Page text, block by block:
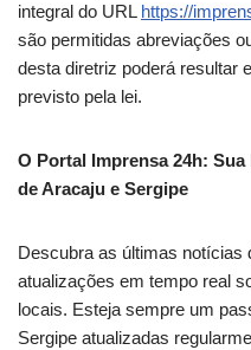
integral do URL https://
são permitidas abreviações
desta diretriz poderá resultar
previsto pela lei.
O Portal Imprensa 24h:
de Aracaju e Sergipe
Descubra as últimas notícias
atualizações em tempo real
locais. Esteja sempre um
Sergipe atualizadas